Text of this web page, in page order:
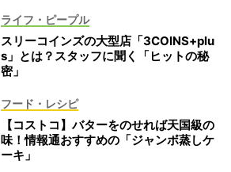
ライフ・ピープル
スリーコインズの大型店「3COINS+plu
s」とは？スタッフに聞く「ヒットの秘
密」
フード・レシピ
【コストコ】バターをのせれば天国級の
味！情報通おすすめの「ジャンボ蒸しケ
ーキ」